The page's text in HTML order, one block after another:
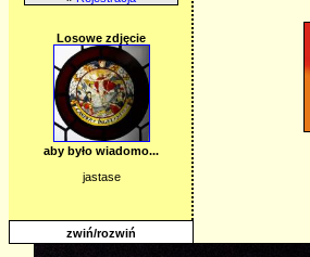
Losowe zdjęcie
aby było wiadomo...
jastase
zwiń/rozwiń